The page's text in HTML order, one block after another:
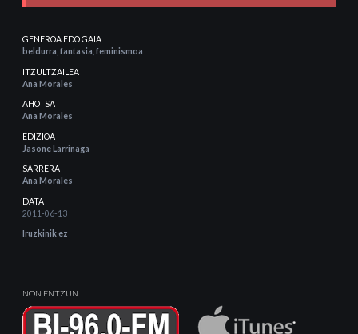
GENEROA EDO GAIA
beldurra fantasia feminismoa
ITZULTZAILEA
Ana Morales
AHOTSA
Ana Morales
EDIZIOA
Jasone Larrinaga
SARRERA
Ana Morales
DATA
2011-06-13
Iruzkinik ez
NON ENTZUN